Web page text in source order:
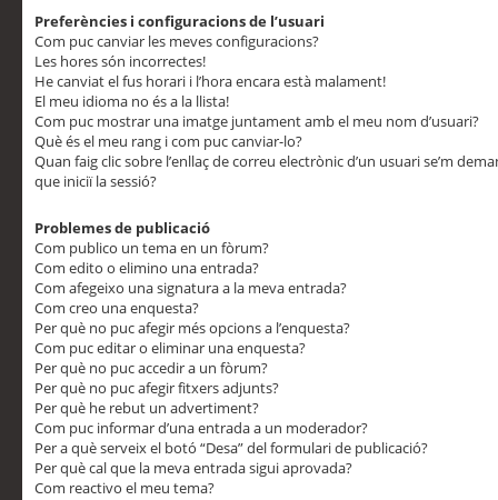
Preferències i configuracions de l’usuari
Com puc canviar les meves configuracions?
Les hores són incorrectes!
He canviat el fus horari i l’hora encara està malament!
El meu idioma no és a la llista!
Com puc mostrar una imatge juntament amb el meu nom d’usuari?
Què és el meu rang i com puc canviar-lo?
Quan faig clic sobre l’enllaç de correu electrònic d’un usuari se’m
que iniciï la sessió?
Problemes de publicació
Com publico un tema en un fòrum?
Com edito o elimino una entrada?
Com afegeixo una signatura a la meva entrada?
Com creo una enquesta?
Per què no puc afegir més opcions a l’enquesta?
Com puc editar o eliminar una enquesta?
Per què no puc accedir a un fòrum?
Per què no puc afegir fitxers adjunts?
Per què he rebut un advertiment?
Com puc informar d’una entrada a un moderador?
Per a què serveix el botó “Desa” del formulari de publicació?
Per què cal que la meva entrada sigui aprovada?
Com reactivo el meu tema?